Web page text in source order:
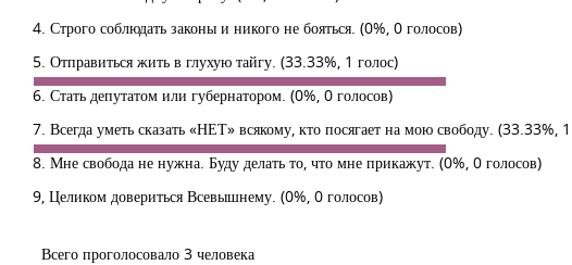
4. Строго соблюдать законы и никого не бояться. (0%, 0 голосов)
5. Отправиться жить в глухую тайгу. (33.33%, 1 голос)
6. Стать депутатом или губернатором. (0%, 0 голосов)
7. Всегда уметь сказать «НЕТ» всякому, кто посягает на мою свободу. (33.33%, 1
8. Мне свобода не нужна. Буду делать то, что мне прикажут. (0%, 0 голосов)
9, Целиком довериться Всевышнему. (0%, 0 голосов)
Всего проголосовало 3 человека